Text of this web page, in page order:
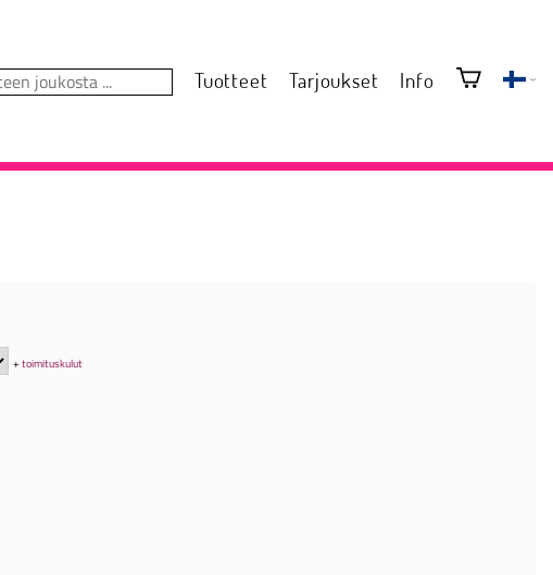
Tuotteet Tarjoukset Info
+toimituskulut